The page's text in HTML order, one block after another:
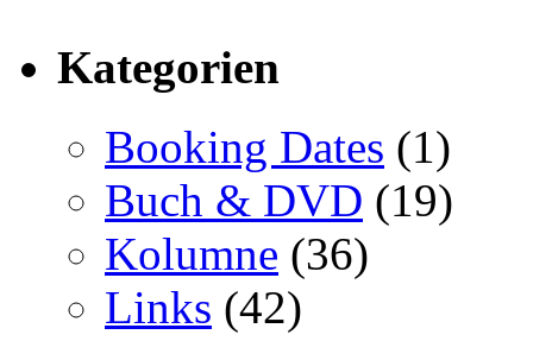
Kategorien
Booking Dates (1)
Buch & DVD (19)
Kolumne (36)
Links (42)